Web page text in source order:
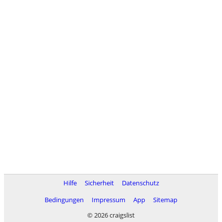
Hilfe Sicherheit
Datenschutz
Bedingungen
Impressum App
Sitemap
© 2026 craigslist